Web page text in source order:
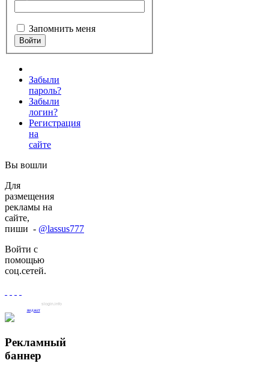
Запомнить меня
Забыли
пароль?
Забыли
логин?
Регистрация
на
сайте
Вы вошли
Для
размещения
рекламы на
сайте,
пиши - @lassus777
Войти с
помощью
соц.сетей.
slogin.info
виджет
Рекламный
баннер